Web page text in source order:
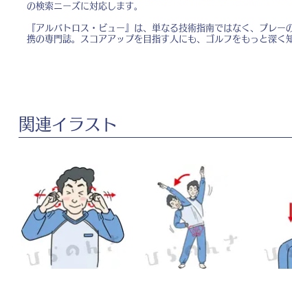
の検索ニーズに対応します。
『アルバトロス・ビュー』は、単なる技術指南ではなく、プレ
携の専門誌。スコアアップを目指す人にも、ゴルフをもっと深く
​関連イラスト